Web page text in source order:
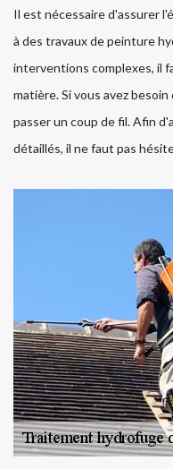
Il est nécessaire d'assurer
à des travaux de peinture
interventions complexes, il
matière. Si vous avez
passer un coup de fil. Afin
détaillés, il ne faut pas